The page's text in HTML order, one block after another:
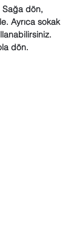
Sağa dön,
Ayrıca sokak
dön.